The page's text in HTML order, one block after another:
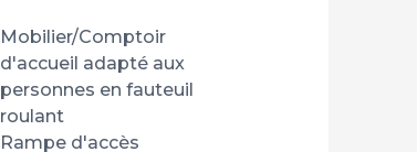
Mobilier/Comptoir
d'accueil adapté aux
personnes en fauteuil
roulant
Rampe d'accès